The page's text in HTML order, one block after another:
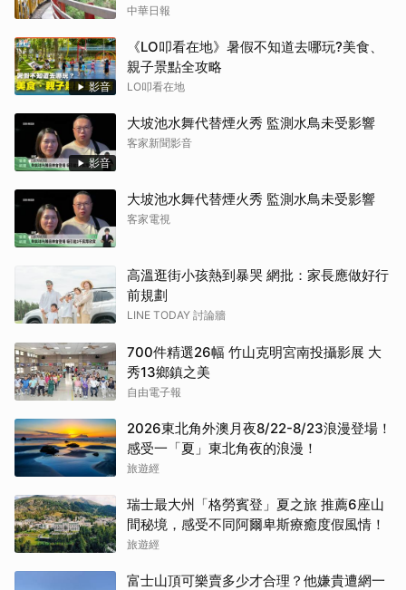
中華日報
影音
《LO叩看在地》暑假不知道去哪玩?美食、
親子景點全攻略
LO叩看在地
影音
大坡池水舞代替煙火秀 監測水鳥未受影響
客家新聞影音
大坡池水舞代替煙火秀 監測水鳥未受影響
客家電視
高溫逛街小孩熱到暴哭 網批：家長應做好行
前規劃
LINE TODAY 討論牆
700件精選26幅 竹山克明宮南投攝影展 大
秀13鄉鎮之美
自由電子報
2026東北角外澳月夜8/22-8/23浪漫登場！
感受一「夏」東北角夜的浪漫！
旅遊經
瑞士最大州「格勞賓登」夏之旅 推薦6座山
間秘境，感受不同阿爾卑斯療癒度假風情！
旅遊經
富士山頂可樂賣多少才合理？他嫌貴遭網一